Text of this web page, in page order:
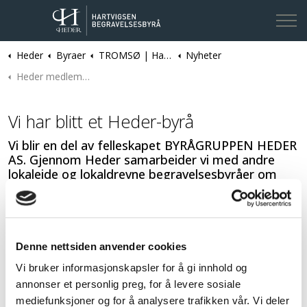
Denne nettsiden anvender cookies
Vi bruker informasjonskapsler for å gi innhold og
annonser et personlig preg, for å levere sosiale
mediefunksjoner og for å analysere trafikken vår. Vi deler
Kontakt oss
Heder Byraer TROMSØ | Hartvigsen Begravelsesbyrå
Nyheter
Heder medlemskap
Vi har blitt et Heder-byrå
Vi blir en del av felleskapet BYRÅGRUPPEN HEDER
AS. Gjennom Heder samarbeider vi med andre
lokaleide og lokaldrevne begravelsesbyråer om
utviklingsoppgaver, markedsføring, innkjøp og
annet hensiktsmessig samarbeid.
utfordringer. For å kunne tilby pårørende best mulig
hjelp i et lokaleid og lokalt drevet begravelsesbyrå, tror
vi samarbeid er helt nødvendig.